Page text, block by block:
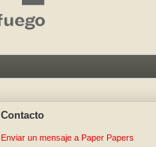
Contacto
Enviar un mensaje a Paper Papers